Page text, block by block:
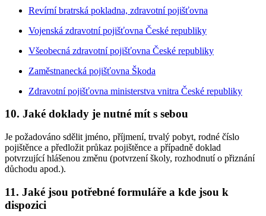
Revírní bratrská pokladna, zdravotní pojišťovna
Vojenská zdravotní pojišťovna České republiky
Všeobecná zdravotní pojišťovna České republiky
Zaměstnanecká pojišťovna Škoda
Zdravotní pojišťovna ministerstva vnitra České republiky
10. Jaké doklady je nutné mít s sebou
Je požadováno sdělit jméno, příjmení, trvalý pobyt, rodné číslo
pojištěnce a předložit průkaz pojištěnce a případně doklad
potvrzující hlášenou změnu (potvrzení školy, rozhodnutí o přiznání
důchodu apod.).
11. Jaké jsou potřebné formuláře a kde jsou k
dispozici